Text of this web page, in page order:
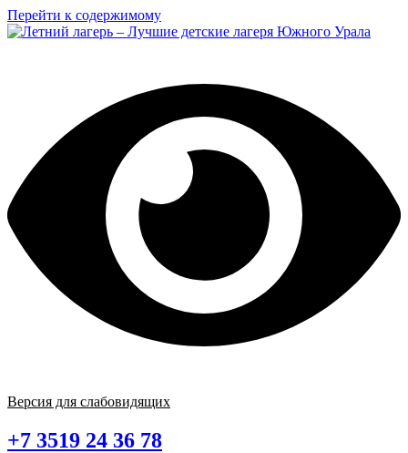
Перейти к содержимому
Версия для слабовидящих
+7 3519 24 36 78